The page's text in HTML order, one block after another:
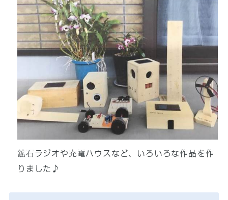
鉱石ラジオや充電ハウスなど、いろいろな作品を作
りました♪